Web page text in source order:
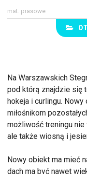
mat. prasowe
Na Warszawskich
pod którą znajdzie się
hokeja i curlingu.
miłośnikom
możliwość treningu nie
ale także wiosną i
Nowy obiekt ma mieć
dach ma być nawet